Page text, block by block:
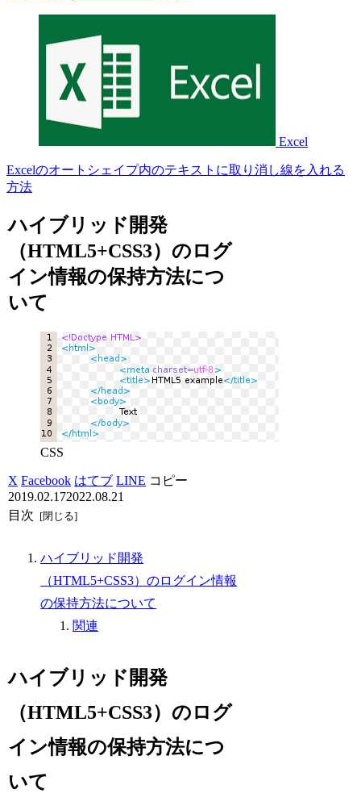
Excel
Excelのオートシェイプ内のテキストに取り消し線を入れる
方法
ハイブリッド開発
（HTML5+CSS3）のログ
イン情報の保持方法につ
いて
CSS
X Facebook はてブ LINE コピー
2019.02.172022.08.21
目次
ハイブリッド開発
（HTML5+CSS3）のログイン情報
の保持方法について
関連
ハイブリッド開発
（HTML5+CSS3）のログ
イン情報の保持方法につ
いて